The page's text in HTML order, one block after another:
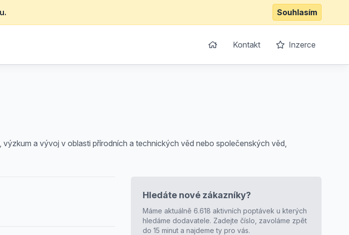
Souhlasím
Kontakt Inzerce
a vývoj v oblasti přírodních a technických věd nebo společenských věd,
Hledáte nové zákazníky?
Máme aktuálně 6.618 aktivních poptávek u kterých
hledáme dodavatele. Zadejte číslo, zavoláme zpět
do 15 minut a najdeme ty pro vás.